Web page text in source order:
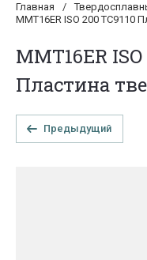
Главная /
MMT16ER ISO 200 TC9110
MMT16ER ISO
Пластина
Предыдущий